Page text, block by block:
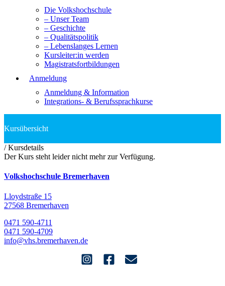
Die Volkshochschule
– Unser Team
– Geschichte
– Qualitätspolitik
– Lebenslanges Lernen
Kursleiter:in werden
Magistratsfortbildungen
Anmeldung
Anmeldung & Information
Integrations- & Berufssprachkurse
/Kursdetails
Der Kurs steht leider nicht mehr zur Verfügung.
Volkshochschule Bremerhaven
Lloydstraße 15
27568 Bremerhaven
0471 590-4711
0471 590-4709
info@vhs.bremerhaven.de